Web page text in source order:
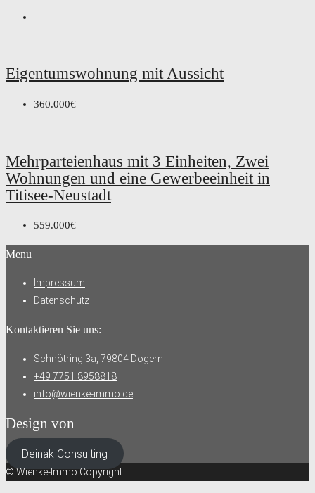
Eigentumswohnung mit Aussicht
360.000€
Mehrparteienhaus mit 3 Einheiten, Zwei
Wohnungen und eine Gewerbeeinheit in
Titisee-Neustadt
559.000€
Menu
Impressum
Datenschutz
Kontaktieren Sie uns:
Schnötring 3a, 79804 Dogern
+49 7751 8958818
info@wienke-immo.de
Design von
Deinak Consulting
© Wienke-Immo Copyright